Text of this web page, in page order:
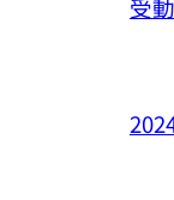
受